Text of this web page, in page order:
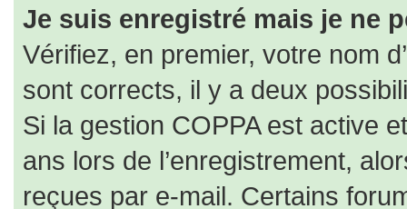
Je suis enregistré mais je ne
Vérifiez, en premier, votre nom
sont corrects, il y a deux
Si la gestion COPPA est active
ans lors de l’enregistrement,
reçues par e-mail. Certains